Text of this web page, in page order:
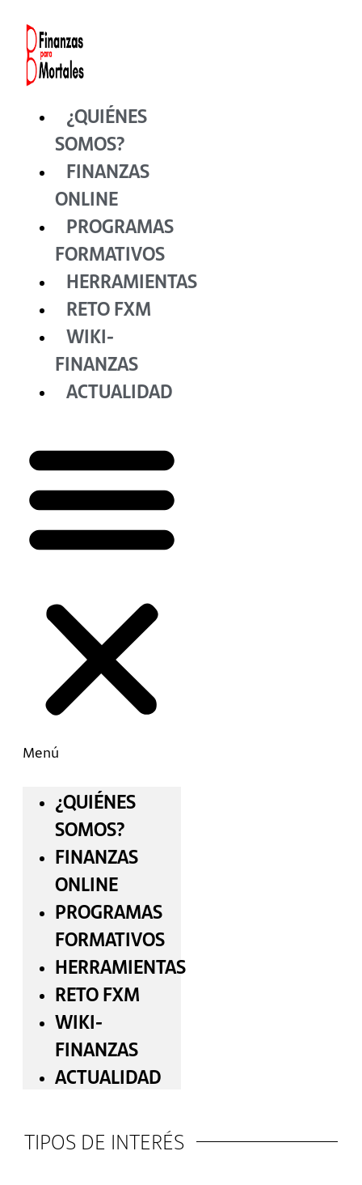
contenido
¿QUIÉNES
SOMOS?
FINANZAS
ONLINE
PROGRAMAS
FORMATIVOS
HERRAMIENTAS
RETO FXM
WIKI-
FINANZAS
ACTUALIDAD
Menú
¿QUIÉNES
SOMOS?
FINANZAS
ONLINE
PROGRAMAS
FORMATIVOS
HERRAMIENTAS
RETO FXM
WIKI-
FINANZAS
ACTUALIDAD
TIPOS DE INTERÉS